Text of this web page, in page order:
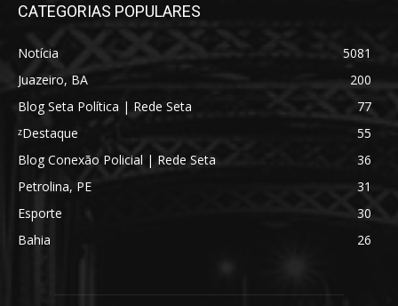
CATEGORIAS POPULARES
Notícia
5081
Juazeiro, BA
200
Blog Seta Política | Rede Seta
77
ᶻDestaque
55
Blog Conexão Policial | Rede Seta
36
Petrolina, PE
31
Esporte
30
Bahia
26